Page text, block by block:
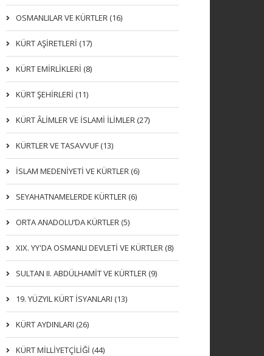
OSMANLILAR VE KÜRTLER (16)
KÜRT AŞİRETLERİ (17)
KÜRT EMİRLİKLERİ (8)
KÜRT ŞEHİRLERİ (11)
KÜRT ÂLİMLER VE İSLAMİ İLİMLER (27)
KÜRTLER VE TASAVVUF (13)
İSLAM MEDENİYETİ VE KÜRTLER (6)
SEYAHATNAMELERDE KÜRTLER (6)
ORTA ANADOLU’DA KÜRTLER (5)
XIX. YY'DA OSMANLI DEVLETI VE KÜRTLER (8)
SULTAN II. ABDÜLHAMİT VE KÜRTLER (9)
19. YÜZYIL KÜRT İSYANLARI (13)
KÜRT AYDINLARI (26)
KÜRT MİLLİYETÇİLİĞİ (44)